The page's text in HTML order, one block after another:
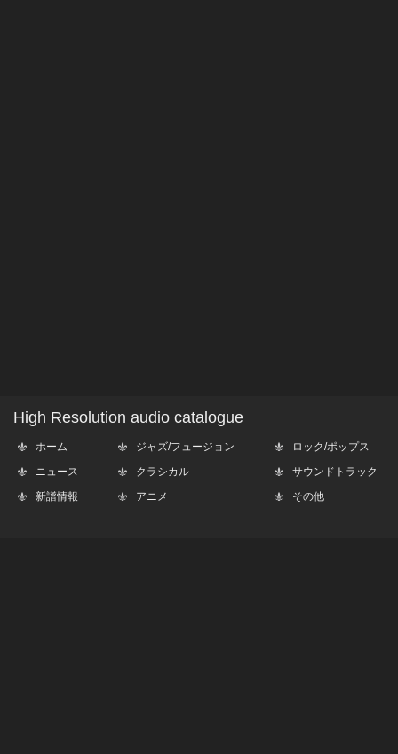
High Resolution audio catalogue
ホーム
ニュース
新譜情報
ジャズ/フュージョン
クラシカル
アニメ
ロック/ポップス
サウンドトラック
その他